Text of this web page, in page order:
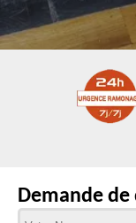
Demande